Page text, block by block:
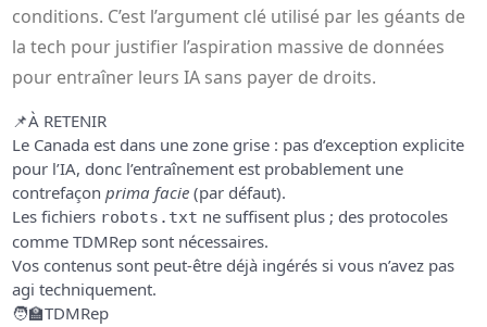
conditions. C’est l’argument clé utilisé par les géants de
la tech pour justifier l’aspiration massive de données
pour entraîner leurs IA sans payer de droits.
📌À RETENIR
Le Canada est dans une zone grise : pas d’exception explicite
pour l’IA, donc l’entraînement est probablement une
contrefaçonprima facie (par défaut).
Les fichiers robots.txt ne suffisent plus ; des protocoles
comme TDMRep sont nécessaires.
Vos contenus sont peut-être déjà ingérés si vous n’avez pas
agi techniquement.
🧑‍🏫TDMRep